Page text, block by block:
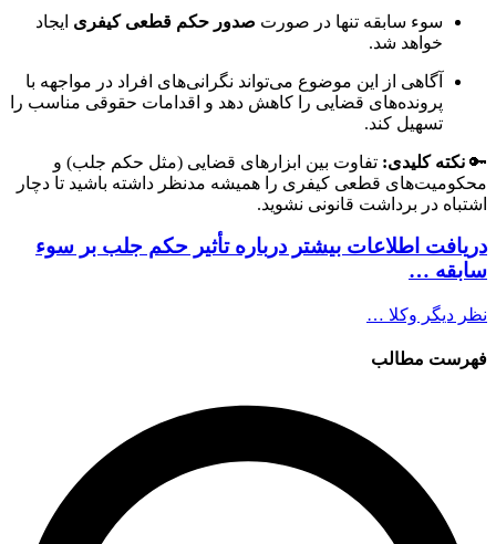
سوء سابقه تنها در صورت صدور حکم قطعی کیفری ایجاد
خواهد شد.
آگاهی از این موضوع می‌تواند نگرانی‌های افراد در مواجهه با
پرونده‌های قضایی را کاهش دهد و اقدامات حقوقی مناسب را
تسهیل کند.
🔑 نکته کلیدی: تفاوت بین ابزارهای قضایی (مثل حکم جلب) و
محکومیت‌های قطعی کیفری را همیشه مدنظر داشته باشید تا دچار
اشتباه در برداشت قانونی نشوید.
دریافت اطلاعات بیشتر درباره تأثیر حکم جلب بر سوء
سابقه …
نظر دیگر وکلا …
فهرست مطالب